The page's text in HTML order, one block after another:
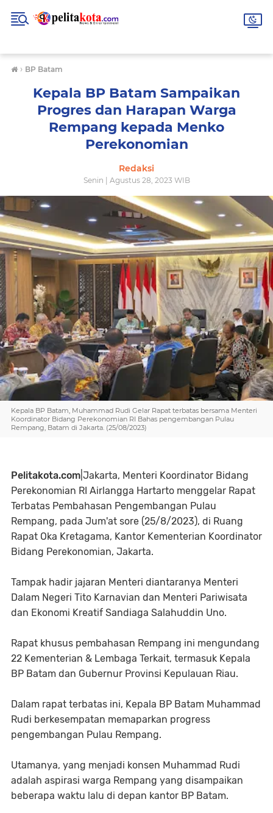
› BP Batam
Kepala BP Batam Sampaikan
Progres dan Harapan Warga
Rempang kepada Menko
Perekonomian
Redaksi
Senin | Agustus 28, 2023 WIB
Kepala BP Batam, Muhammad Rudi Gelar Rapat terbatas bersama Menteri
Koordinator Bidang Perekonomian RI Bahas pengembangan Pulau
Rempang, Batam di Jakarta. (25/08/2023)
Pelitakota.com |Jakarta, Menteri Koordinator Bidang
Perekonomian RI Airlangga Hartarto menggelar Rapat
Terbatas Pembahasan Pengembangan Pulau
Rempang, pada Jum'at sore (25/8/2023), di Ruang
Rapat Oka Kretagama, Kantor Kementerian Koordinator
Bidang Perekonomian, Jakarta.
Tampak hadir jajaran Menteri diantaranya Menteri
Dalam Negeri Tito Karnavian dan Menteri Pariwisata
dan Ekonomi Kreatif Sandiaga Salahuddin Uno.
Rapat khusus pembahasan Rempang ini mengundang
22 Kementerian & Lembaga Terkait, termasuk Kepala
BP Batam dan Gubernur Provinsi Kepulauan Riau.
Dalam rapat terbatas ini, Kepala BP Batam Muhammad
Rudi berkesempatan memaparkan progress
pengembangan Pulau Rempang.
Utamanya, yang menjadi konsen Muhammad Rudi
adalah aspirasi warga Rempang yang disampaikan
beberapa waktu lalu di depan kantor BP Batam.